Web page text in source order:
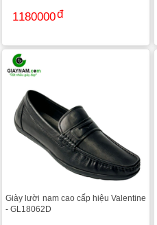
1180000
Giày lười nam cao cấp hiệu Valentine
- GL18062D